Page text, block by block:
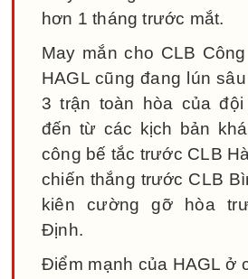
hơn 1 tháng trước mắt.
May mắn cho CLB
HAGL cũng đang lún
3 trận toàn hòa của
đến từ các kịch bản
công bế tắc trước CLB
chiến thắng trước CLB
kiên cường gỡ hòa
Định.
Điểm mạnh của HAGL ở